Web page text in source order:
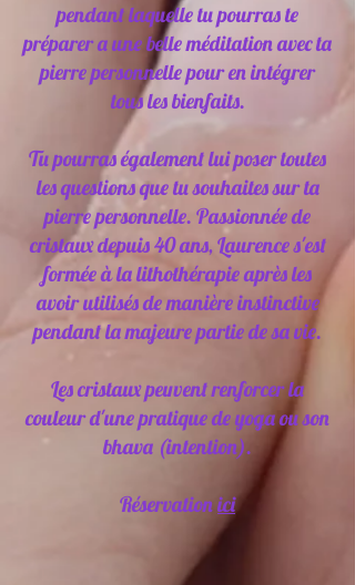
pendant laquelle tu pourras te
préparer a une belle méditation avec ta
pierre personnelle pour en intégrer
tous les bienfaits.
Tu pourras également lui poser toutes
les questions que tu souhaites sur ta
pierre personnelle. Passionnée de
cristaux depuis 40 ans, Laurence s'est
formée à la lithothérapie après les
avoir utilisés de manière instinctive
pendant la majeure partie de sa vie.
Les cristaux peuvent renforcer la
couleur d'une pratique de yoga ou son
bhava (intention).
Réservationici